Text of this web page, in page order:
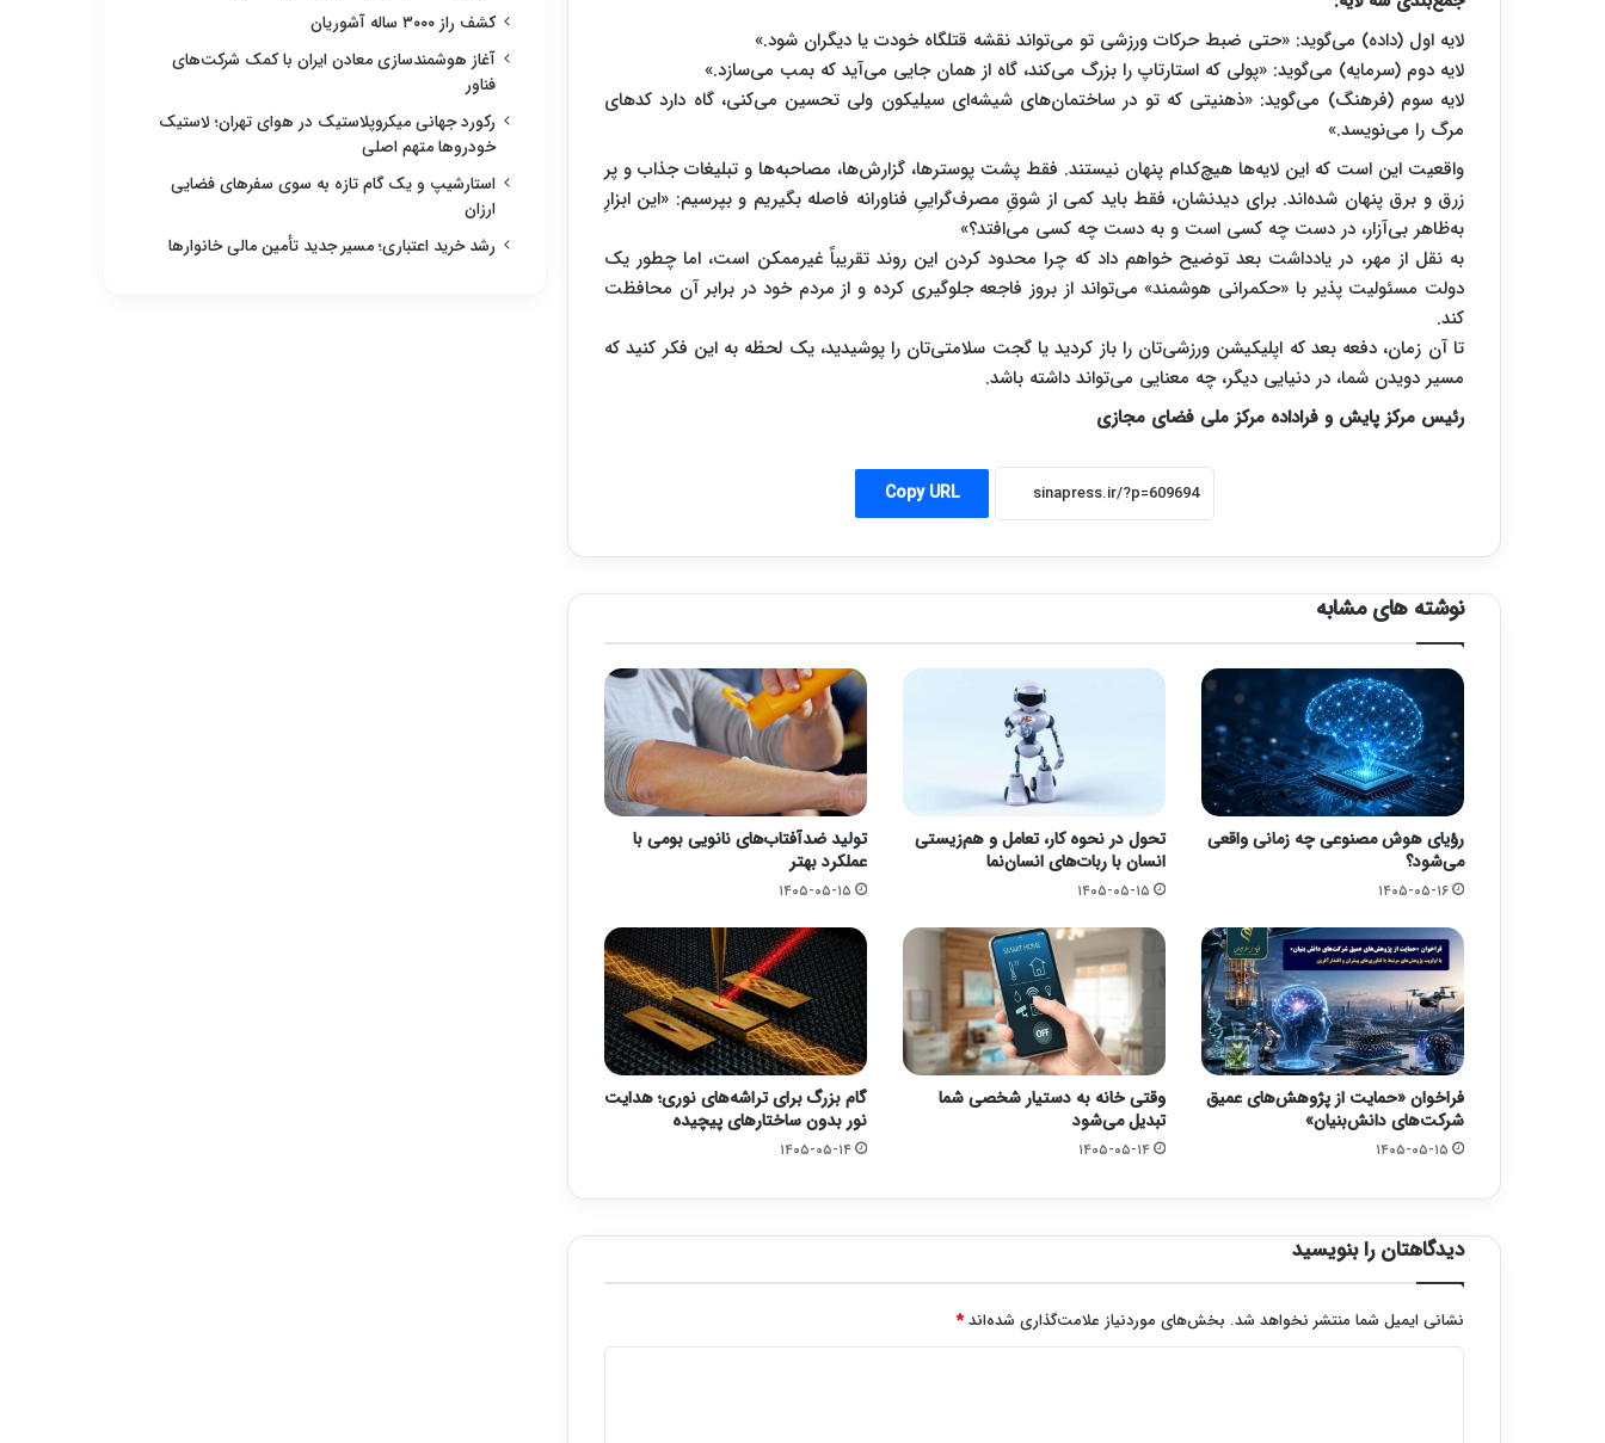
لایه اول (داده) می‌گوید: «حتی ضبط حرکات ورزشی تو می‌تواند نقشه قتلگاه خودت یا دیگران شود.»
لایه دوم (سرمایه) می‌گوید: «پولی که استارتاپ را بزرگ می‌کند، گاه از همان جایی می‌آید که بمب می‌سازد.»
لایه سوم (فرهنگ) می‌گوید: «ذهنیتی که تو در ساختمان‌های شیشه‌ای سیلیکون ولی تحسین می‌کنی، گاه دارد کدهای
مرگ را می‌نویسد.»
واقعیت این است که این لایه‌ها هیچ‌کدام پنهان نیستند. فقط پشت پوسترها، گزارش‌ها، مصاحبه‌ها و تبلیغات جذاب و پر
زرق و برق پنهان شده‌اند. برای دیدنشان، فقط باید کمی از شوقِ مصرف‌گراییِ فناورانه فاصله بگیریم و بپرسیم: «این ابزارِ
به‌ظاهر بی‌آزار، در دست چه کسی است و به دست چه کسی می‌افتد؟»
به نقل از مهر، در یادداشت بعد توضیح خواهم داد که چرا محدود کردن این روند تقریباً غیرممکن است، اما چطور یک
دولت مسئولیت پذیر با «حکمرانی هوشمند» می‌تواند از بروز فاجعه جلوگیری کرده و از مردم خود در برابر آن محافظت
کند.
تا آن زمان، دفعه بعد که اپلیکیشن ورزشی‌تان را باز کردید یا گجت سلامتی‌تان را پوشیدید، یک لحظه به این فکر کنید که
مسیر دویدن شما، در دنیایی دیگر، چه معنایی می‌تواند داشته باشد.
رئیس مرکز پایش و فراداده مرکز ملی فضای مجازی
Copy URL
نوشته های مشابه
رؤیای هوش مصنوعی چه زمانی واقعی
می‌شود؟
۱۴۰۵-۰۵-۱۶
تحول در نحوه کار، تعامل و هم‌زیستی
انسان با ربات‌های انسان‌نما
۱۴۰۵-۰۵-۱۵
تولید ضدآفتاب‌های نانویی بومی با
عملکرد بهتر
۱۴۰۵-۰۵-۱۵
فراخوان «حمایت از پژوهش‌های عمیق
شرکت‌های دانش‌بنیان»
۱۴۰۵-۰۵-۱۵
وقتی خانه به دستیار شخصی شما
تبدیل می‌شود
۱۴۰۵-۰۵-۱۴
گام بزرگ برای تراشه‌های نوری؛ هدایت
نور بدون ساختارهای پیچیده
۱۴۰۵-۰۵-۱۴
دیدگاهتان را بنویسید
نشانی ایمیل شما منتشر نخواهد شد. بخش‌های موردنیاز علامت‌گذاری شده‌اند*
کشف راز ۳۰۰۰ ساله آشوریان
آغاز هوشمندسازی معادن ایران با کمک شرکت‌های
فناور
رکورد جهانی میکروپلاستیک در هوای تهران؛ لاستیک
خودروها متهم اصلی
استارشیپ و یک گام تازه به سوی سفرهای فضایی
ارزان
رشد خرید اعتباری؛ مسیر جدید تأمین مالی خانوارها